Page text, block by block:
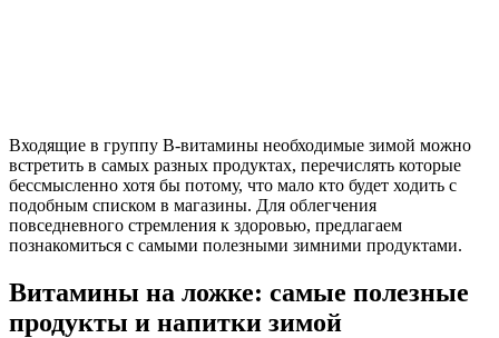
Входящие в группу В-витамины необходимые зимой можно
встретить в самых разных продуктах, перечислять которые
бессмысленно хотя бы потому, что мало кто будет ходить с
подобным списком в магазины. Для облегчения
повседневного стремления к здоровью, предлагаем
познакомиться с самыми полезными зимними продуктами.
Витамины на ложке: самые полезные
продукты и напитки зимой